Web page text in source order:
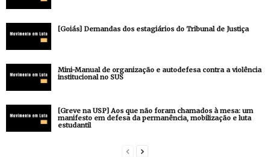
[Goiás] Demandas dos estagiários do Tribunal de Justiça
Mini-Manual de organização e autodefesa contra a violência
institucional no SUS
[Greve na USP] Aos que não foram chamados à mesa: um
manifesto em defesa da permanência, mobilização e luta
estudantil